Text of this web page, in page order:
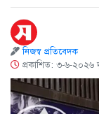
নিজস্ব প্রতিবেদক
প্রকাশিত: ৩-৬-২০২৬